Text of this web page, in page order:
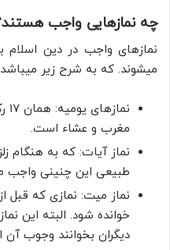
چه نمازهایی واجب
میشوند. که به شرح زیر
مغرب و عشاء است.
نماز آیات: که به هنگام
طبیعی این چنینی واجب
نماز میت: نمازی که قبل
خوانده شود. البته این
دیگران بخوانند وجوب آن